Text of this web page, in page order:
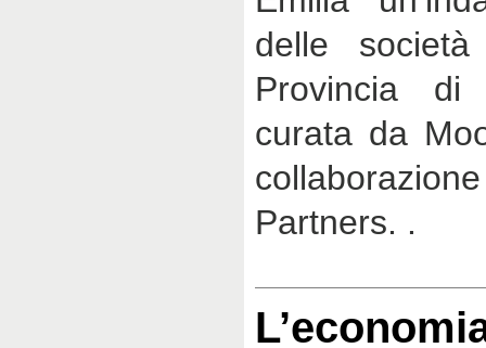
delle
Provincia di
curata da
Partners. .